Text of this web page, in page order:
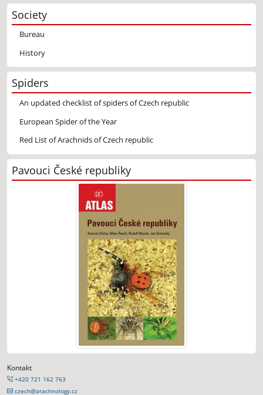
Society
Bureau
History
Spiders
An updated checklist of spiders of Czech republic
European Spider of the Year
Red List of Arachnids of Czech republic
Pavouci České republiky
Kontakt
+420 721 162 763
czech@arachnology.cz